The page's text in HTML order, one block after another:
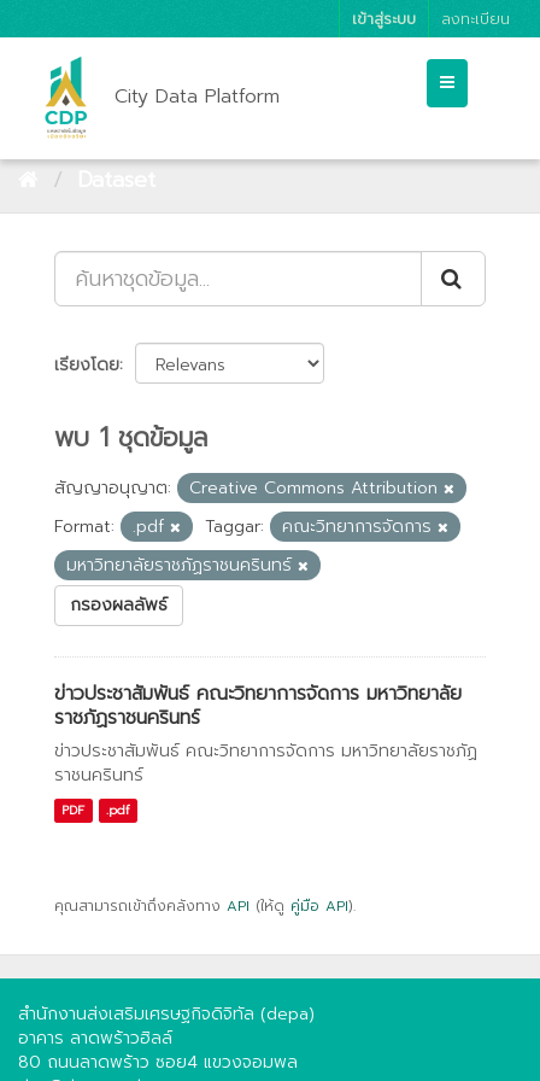
เข้าสู่ระบบ ลงทะเบียน
City Data Platform
เรียงโดย
พบ 1 ชุดข้อมูล
สัญญาอนุญาต:
Creative Commons Attribution
Format:
.pdf Taggar:
คณะวิทยาการจัดการ
มหาวิทยาลัยราชภัฏราชนครินทร์
กรองผลลัพธ์
ข่าวประชาสัมพันธ์ คณะวิทยาการจัดการ มหาวิทยาลัย
ราชภัฏราชนครินทร์
ข่าวประชาสัมพันธ์ คณะวิทยาการจัดการ มหาวิทยาลัยราชภัฏ
ราชนครินทร์
PDF .pdf
คุณสามารถเข้าถึงคลังทาง API (ให้ดู คู่มือ API).
สำนักงานส่งเสริมเศรษฐกิจดิจิทัล (depa)
อาคาร ลาดพร้าวฮิลล์
80 ถนนลาดพร้าว ซอย4 แขวงจอมพล